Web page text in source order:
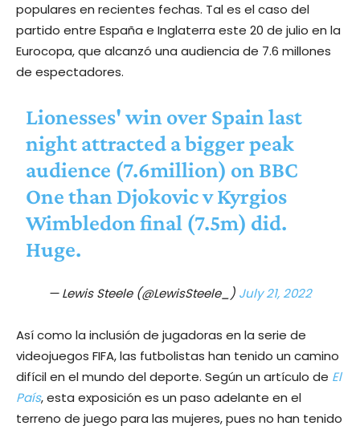
populares en recientes fechas. Tal es el caso del
partido entre España e Inglaterra este 20 de julio en la
Eurocopa, que alcanzó una audiencia de 7.6 millones
de espectadores.
Lionesses' win over Spain last
night attracted a bigger peak
audience (7.6million) on BBC
One than Djokovic v Kyrgios
Wimbledon final (7.5m) did.
Huge.
— Lewis Steele (@LewisSteele_) July 21, 2022
Así como la inclusión de jugadoras en la serie de
videojuegos FIFA, las futbolistas han tenido un camino
difícil en el mundo del deporte. Según un artículo de El
País, esta exposición es un paso adelante en el
terreno de juego para las mujeres, pues no han tenido